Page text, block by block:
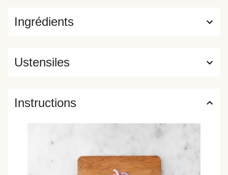
Ingrédients
Ustensiles
Instructions